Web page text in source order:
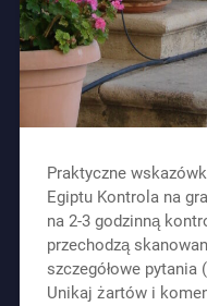
Praktyczne
Egiptu Kontrola na
na 2-3 godzinną
przechodzą
szczegółowe
Unikaj żartów i